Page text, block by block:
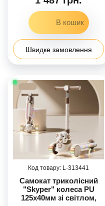
платформи, кермо
складане LF-9603/48
Швидке замовлення
313441
Самокат триколісний
"Skyper" колеса PU
125х40мм зі світлом,